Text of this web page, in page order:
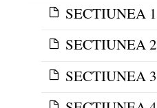
SECTIUNEA 1
SECTIUNEA 2
SECTIUNEA 3